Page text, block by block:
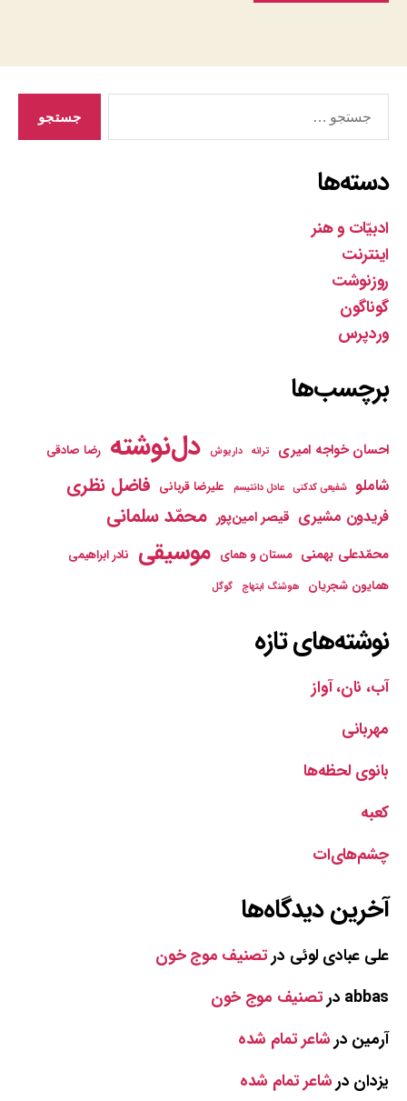
دسته‌ها
ادبیّات و هنر
اینترنت
روزنوشت
گوناگون
وردپرس
برچسب‌ها
احسان خواجه امیری ترانه داریوش دل‌نوشته رضا صادقی
شاملو شفیعی کدکنی عادل دانتیسم علیرضا قربانی فاضل نظری
فریدون مشیری قیصر امین‌پور محمّد سلمانی
محمّدعلی بهمنی مستان و همای موسیقی نادر ابراهیمی
همایون شجریان
هوشنگ ابتهاج گوگل
نوشته‌های تازه
آب، نان، آواز
مهربانی
بانوی لحظه‌ها
کعبه
چشم‌های‌ات
آخرین دیدگاه‌ها
علی عبادی لوئی درتصنیف موج خون
abbas درتصنیف موج خون
آرمین درشاعر تمام شده
یزدان درشاعر تمام شده